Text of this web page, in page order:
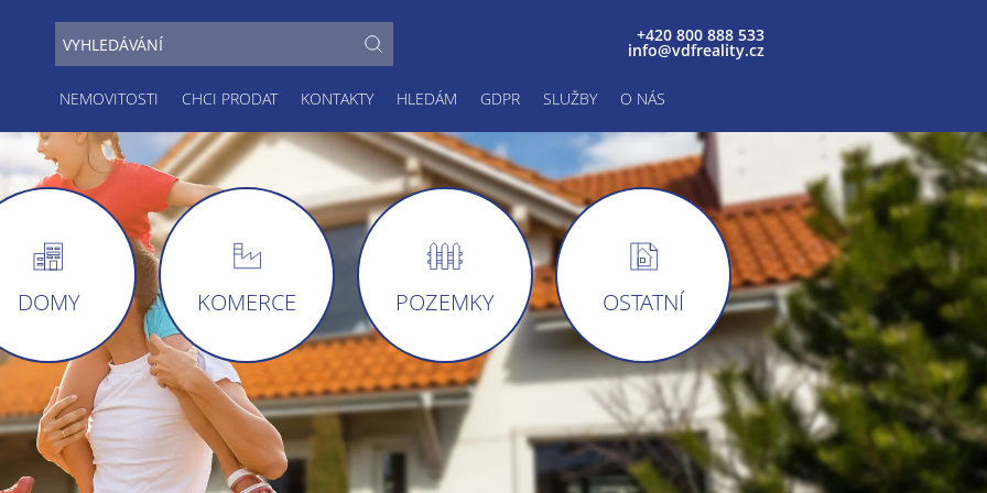
NEMOVITOSTI CHCI PRODAT KONTAKTY HLEDÁM GDPR SLUŽBY O NÁS
+420 800 888 533
info@vdfreality.cz
DOMY KOMERCE POZEMKY OSTATNÍ